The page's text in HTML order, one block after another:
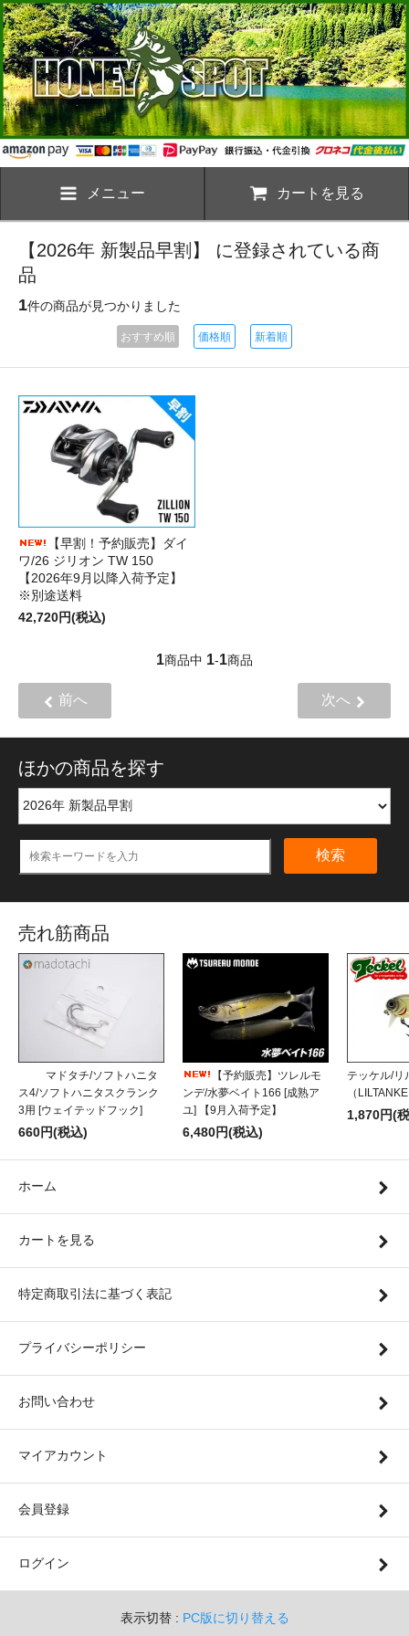
メニュー カートを見る
【2026年 新製品早割】 に登録されている商
品
1件の商品が見つかりました
おすすめ順 価格順 新着順
【早割！予約販売】ダイ
ワ/26 ジリオン TW 150
【2026年9月以降入荷予定】
※別途送料
42,720円(税込)
1商品中 1-1商品
前へ 次へ
ほかの商品を探す
検索
売れ筋商品
マドタチ/ソフトハニタ
ス4/ソフトハニタスクランク
3用 [ウェイテッドフック]
660円(税込)
【予約販売】ツレルモ
ンデ/水夢ベイト166 [成熟ア
ユ] 【9月入荷予定】
6,480円(税込)
テッケル/リ
（
1,870円(
ホーム
カートを見る
特定商取引法に基づく表記
プライバシーポリシー
お問い合わせ
マイアカウント
会員登録
ログイン
表示切替 : PC版に切り替える